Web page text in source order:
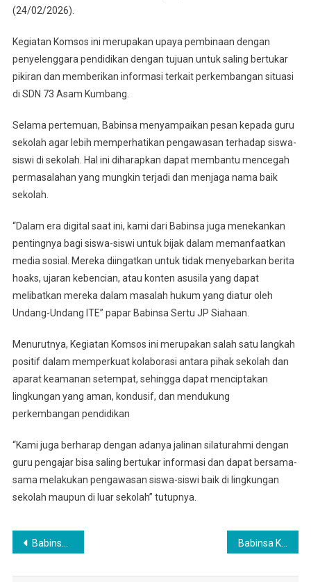
Kumbang
Tingkatkan
(24/02/2026).
Kegiatan Komsos ini merupakan upaya pembinaan dengan
penyelenggara pendidikan dengan tujuan untuk saling bertukar
pikiran dan memberikan informasi terkait perkembangan situasi
di SDN 73 Asam Kumbang.
Selama pertemuan, Babinsa menyampaikan pesan kepada guru
sekolah agar lebih memperhatikan pengawasan terhadap siswa-
siswi di sekolah. Hal ini diharapkan dapat membantu mencegah
permasalahan yang mungkin terjadi dan menjaga nama baik
sekolah.
“Dalam era digital saat ini, kami dari Babinsa juga menekankan
pentingnya bagi siswa-siswi untuk bijak dalam memanfaatkan
media sosial. Mereka diingatkan untuk tidak menyebarkan berita
hoaks, ujaran kebencian, atau konten asusila yang dapat
melibatkan mereka dalam masalah hukum yang diatur oleh
Undang-Undang ITE” papar Babinsa Sertu JP Siahaan.
Menurutnya, Kegiatan Komsos ini merupakan salah satu langkah
positif dalam memperkuat kolaborasi antara pihak sekolah dan
aparat keamanan setempat, sehingga dapat menciptakan
lingkungan yang aman, kondusif, dan mendukung
perkembangan pendidikan
“Kami juga berharap dengan adanya jalinan silaturahmi dengan
guru pengajar bisa saling bertukar informasi dan dapat bersama-
sama melakukan pengawasan siswa-siswi baik di lingkungan
sekolah maupun di luar sekolah” tutupnya.
Navigasi
pos
Babinsa Melaksanakan Komsos Dengan Komponen Masyarakat Babinsa Koramil 0201-16/TM Monitoring Langsung Pelaksanaan Gerakan Pasar Murah di Desa Ujung Serdang